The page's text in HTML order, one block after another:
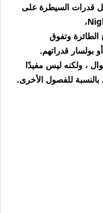
قدرات السيطرة على
وتفوق
أو بولسار قدراتهم.
، ولكنه ليس مفيدًا
بالنسبة للفصول الأخرى.